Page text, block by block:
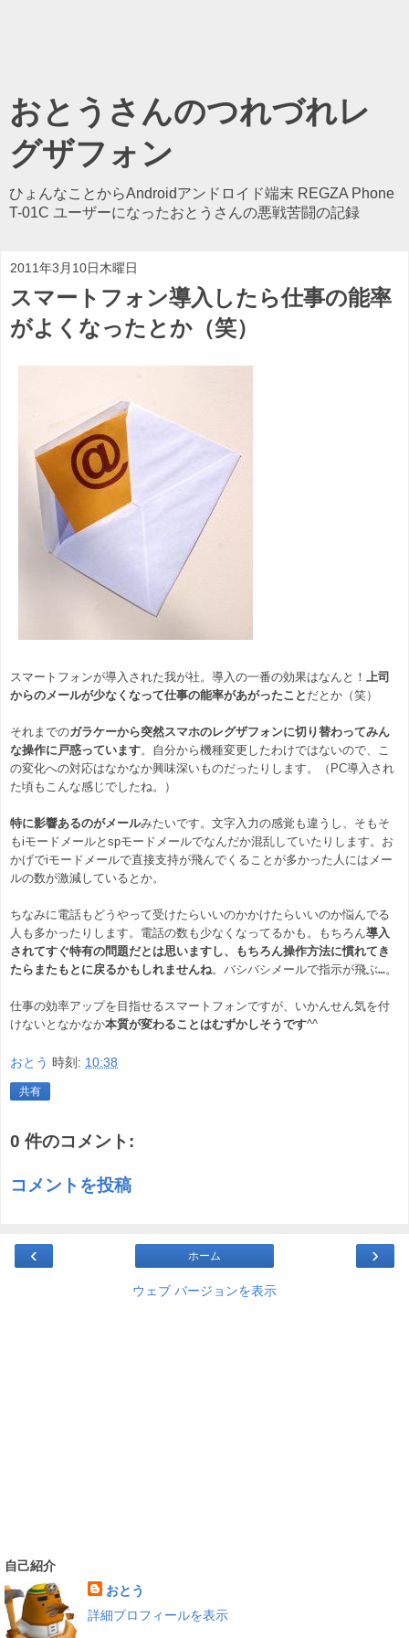
おとうさんのつれづれレ
グザフォン
ひょんなことからAndroidアンドロイド端末 REGZA Phone
T-01C ユーザーになったおとうさんの悪戦苦闘の記録
2011年3月10日木曜日
スマートフォン導入したら仕事の能率
がよくなったとか（笑）
スマートフォンが導入された我が社。導入の一番の効果はなんと！
上司
からのメールが少なくなって仕事の能率があがったこと だとか（笑）
それまでのガラケーから突然スマホのレグザフォンに切り替わってみん
な操作に戸惑っています。自分から機種変更したわけではないので、こ
の変化への対応はなかなか興味深いものだったりします。（ PC導入され
た頃もこんな感じでしたね。）
特に影響あるのがメールみたいです。文字入力の感覚も違うし、そもそ
もiモードメールと spモードメールでなんだか混乱していたりします。お
かげでiモードメールで直接支持が飛んでくることが多かった人にはメー
ルの数が激減しているとか。
ちなみに電話もどうやって受けたらいいのかかけたらいいのか悩んでる
人も多かったりします。電話の数も少なくなってるかも。もちろん導入
されてすぐ特有の問題だとは思いますし、もちろん操作方法に慣れてき
たらまたもとに戻るかもしれませんね。バシバシメールで指示が飛ぶ…。
仕事の効率アップを目指せるスマートフォンですが、いかんせん気を付
けないとなかなか本質が変わることはむずかしそうです^^
おとう 時刻: 10:38
共有
0 件のコメント:
コメントを投稿
‹ ›
ホーム
ウェブ バージョンを表示
自己紹介
おとう
詳細プロフィールを表示